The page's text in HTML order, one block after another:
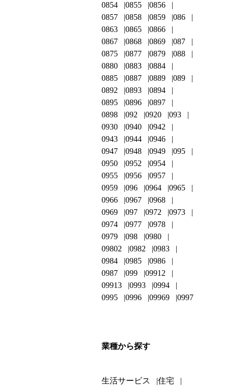
0854
0855
0856
0857
0858 0859
086
0863
0865
0866
0867
0868 0869
087
0875
0877 0879
088
0880
0883
0884
0885
0887 0889
089
0892
0893
0894
0895
0896
0897
0898
092 0920
093
0930
0940
0942
0943
0944
0946
0947
0948 0949
095
0950
0952
0954
0955
0956
0957
0959
096 0964
0965
0966
0967
0968
0969
097 0972
0973
0974
0977
0978
0979
098
0980
09802
0982
0983
0984
0985
0986
0987
099
09912
09913
0993
0994
0995
0996 09969 0997
業種から探す
生活サービス 住宅